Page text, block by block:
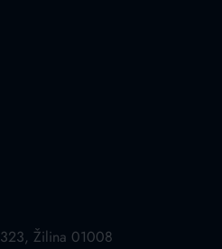
Žilina 01008